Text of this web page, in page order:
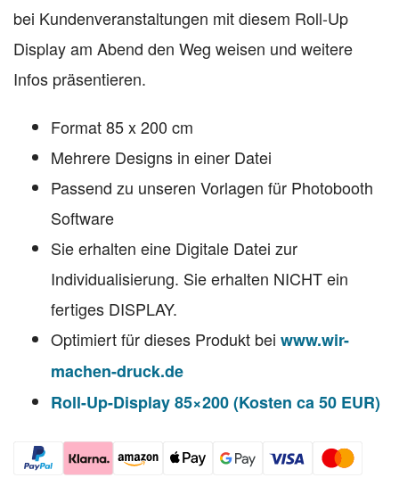
Kundenbewertung
bei Kundenveranstaltungen mit diesem Roll-Up
Display am Abend den Weg weisen und weitere
Infos präsentieren.
Format 85 x 200 cm
Mehrere Designs in einer Datei
Passend zu unseren Vorlagen für Photobooth
Software
Sie erhalten eine Digitale Datei zur
Individualisierung. Sie erhalten NICHT ein
fertiges DISPLAY.
Optimiert für dieses Produkt beiwww.wir-
machen-druck.de
Roll-Up-Display 85×200 (Kosten ca 50 EUR)